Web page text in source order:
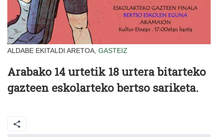
ALDABE EKITALDI ARETOA, GASTEIZ
Arabako 14 urtetik 18 urtera bitarteko
gazteen eskolarteko bertso sariketa.